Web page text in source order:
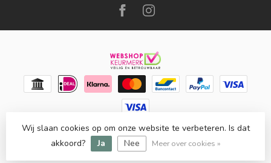
© Copyright 2026 Meubello®- Powered byLightspeed -
Lightspeed designby Dyvelopment
Wij slaan cookies op om onze website te verbeteren. Is dat
akkoord?
Ja Nee Meer over cookies »